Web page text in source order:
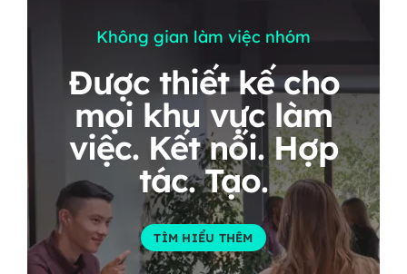
Không gian làm việc nhóm
Được thiết kế cho
mọi khu vực làm
việc. Kết nối. Hợp
tác. Tạo.
TÌM HIỂU THÊM